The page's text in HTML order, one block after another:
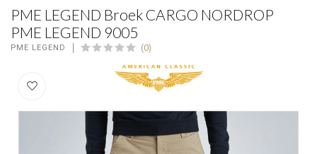
PME LEGEND Broek CARGO NORDROP
PME LEGEND 9005
PME LEGEND (0)